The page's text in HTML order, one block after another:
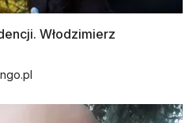
Włodzimierz